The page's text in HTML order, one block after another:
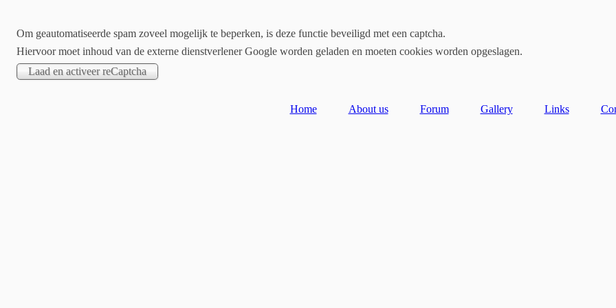
Home About us Forum Gallery Links
Om geautomatiseerde spam zoveel mogelijk te beperken, is deze functie beveiligd met een captcha.
Hiervoor moet inhoud van de externe dienstverlener Google worden geladen en moeten cookies worden opgeslagen.